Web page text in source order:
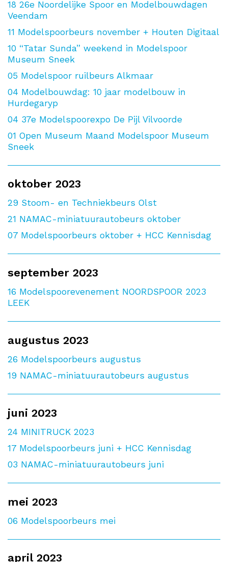
18 26e Noordelijke Spoor en Modelbouwdagen
Veendam
11 Modelspoorbeurs november + Houten Digitaal
10 “Tatar Sunda” weekend in Modelspoor
Museum Sneek
05 Modelspoor ruilbeurs Alkmaar
04 Modelbouwdag: 10 jaar modelbouw in
Hurdegaryp
04 37e Modelspoorexpo De Pijl Vilvoorde
01 Open Museum Maand Modelspoor Museum
Sneek
oktober 2023
29 Stoom- en Techniekbeurs Olst
21 NAMAC-miniatuurautobeurs oktober
07 Modelspoorbeurs oktober + HCC Kennisdag
september 2023
16 Modelspoorevenement NOORDSPOOR 2023
LEEK
augustus 2023
26 Modelspoorbeurs augustus
19 NAMAC-miniatuurautobeurs augustus
juni 2023
24 MINITRUCK 2023
17 Modelspoorbeurs juni + HCC Kennisdag
03 NAMAC-miniatuurautobeurs juni
mei 2023
06 Modelspoorbeurs mei
april 2023